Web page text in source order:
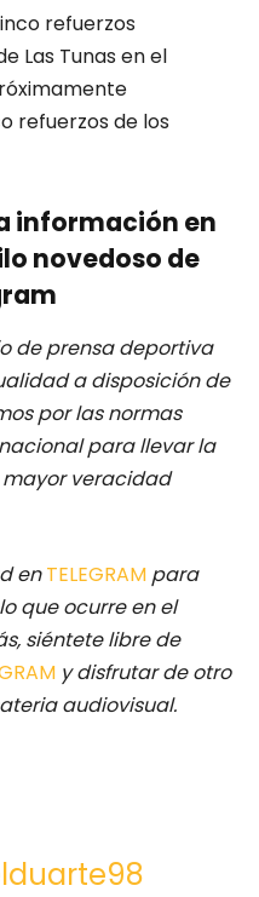
refuerzos
Las Tunas en el
refuerzos de los
información en
novedoso de
de prensa deportiva
a disposición de
por las normas
para llevar la
veracidad
enTELEGRAM para
que ocurre en el
siéntete libre de
y disfrutar de otro
audiovisual.